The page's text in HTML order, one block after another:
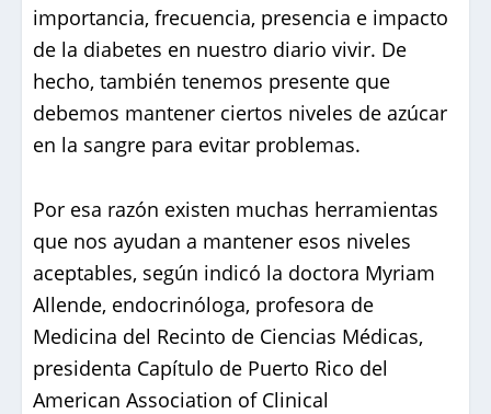
importancia, frecuencia, presencia e impacto
de la diabetes en nuestro diario vivir. De
hecho, también tenemos presente que
debemos mantener ciertos niveles de azúcar
en la sangre para evitar problemas.
Por esa razón existen muchas herramientas
que nos ayudan a mantener esos niveles
aceptables, según indicó la doctora Myriam
Allende, endocrinóloga, profesora de
Medicina del Recinto de Ciencias Médicas,
presidenta Capítulo de Puerto Rico del
American Association of Clinical